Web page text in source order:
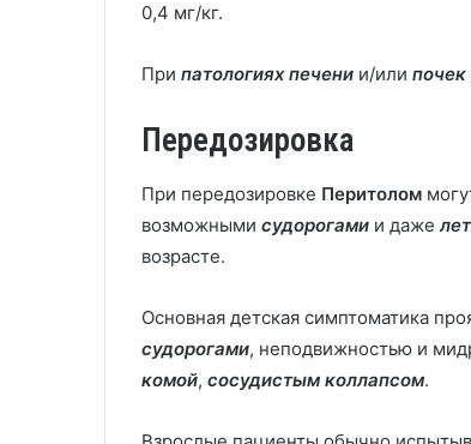
0,4 мг/кг.
При патологиях печени и/или почек
Передозировка
При передозировке Перитолом
возможными судорогами и даже
возрасте.
Основная детская симптоматика
судорогами, неподвижностью и
комой, сосудистым коллапсом.